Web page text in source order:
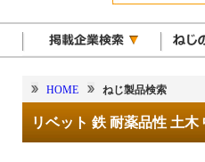
HOME ねじ製品検索
リベット 鉄 耐薬品性 土木